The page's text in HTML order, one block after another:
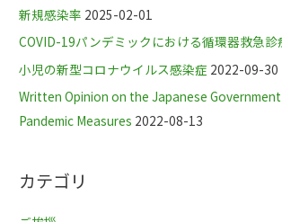
新規感染率 2025-02-01
COVID-19パンデミックにおける循環器救急診
小児の新型コロナウイルス感染症 2022-09-30
Written Opinion on the Japanese
Pandemic Measures 2022-08-13
カテゴリ